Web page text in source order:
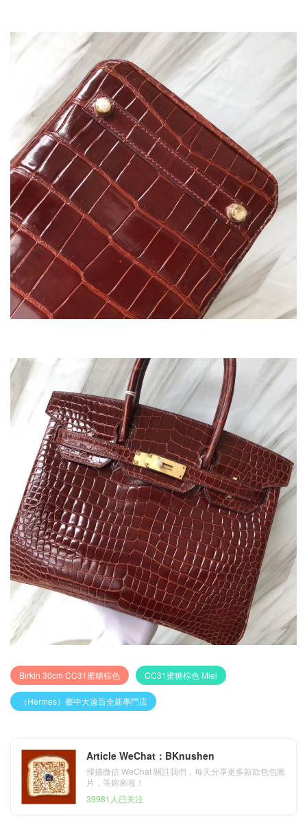
Birkin 30cm CC31蜜糖棕色 CC31蜜糖棕色 Miel
（Hermes）臺中大遠百全新專門店
Article WeChat：BKnushen
掃描微信 WeChat 關註我們，每天分享更多新款包包圖
片，等妳來啦！
39981人已关注